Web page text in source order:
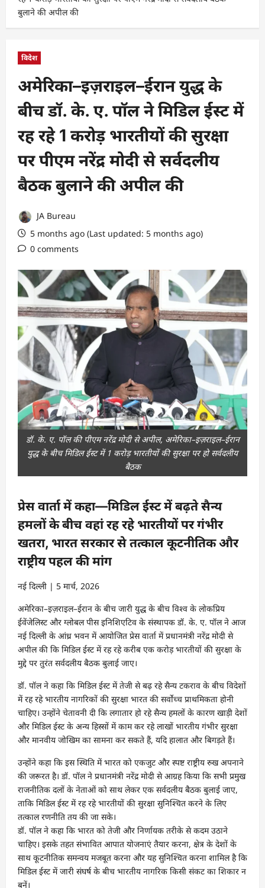
बुलाने की अपील की
विदेश
अमेरिका–इज़राइल–ईरान युद्ध के
बीच डॉ. के. ए. पॉल ने मिडिल ईस्ट में
रह रहे 1 करोड़ भारतीयों की सुरक्षा
पर पीएम नरेंद्र मोदी से सर्वदलीय
बैठक बुलाने की अपील की
JA Bureau
5 months ago (Last updated: 5 months ago)
0 comments
डॉ. के. ए. पॉल की पीएम नरेंद्र मोदी से अपील, अमेरिका–इज़राइल–ईरान
युद्ध के बीच मिडिल ईस्ट में 1 करोड़ भारतीयों की सुरक्षा पर हो सर्वदलीय
बैठक
प्रेस वार्ता में कहा—मिडिल ईस्ट में बढ़ते सैन्य
हमलों के बीच वहां रह रहे भारतीयों पर गंभीर
खतरा, भारत सरकार से तत्काल कूटनीतिक और
राष्ट्रीय पहल की मांग
नई दिल्ली | 5 मार्च, 2026
अमेरिका–इज़राइल–ईरान के बीच जारी युद्ध के बीच विश्व के लोकप्रिय
ईवेंजेलिस्ट और ग्लोबल पीस इनिशिएटिव के संस्थापक डॉ. के. ए. पॉल ने आज
नई दिल्ली के आंध्र भवन में आयोजित प्रेस वार्ता में प्रधानमंत्री नरेंद्र मोदी से
अपील की कि मिडिल ईस्ट में रह रहे करीब एक करोड़ भारतीयों की सुरक्षा के
मुद्दे पर तुरंत सर्वदलीय बैठक बुलाई जाए।
डॉ. पॉल ने कहा कि मिडिल ईस्ट में तेजी से बढ़ रहे सैन्य टकराव के बीच विदेशों
में रह रहे भारतीय नागरिकों की सुरक्षा भारत की सर्वोच्च प्राथमिकता होनी
चाहिए। उन्होंने चेतावनी दी कि लगातार हो रहे सैन्य हमलों के कारण खाड़ी देशों
और मिडिल ईस्ट के अन्य हिस्सों में काम कर रहे लाखों भारतीय गंभीर सुरक्षा
और मानवीय जोखिम का सामना कर सकते हैं, यदि हालात और बिगड़ते हैं।
उन्होंने कहा कि इस स्थिति में भारत को एकजुट और स्पष्ट राष्ट्रीय रुख अपनाने
की जरूरत है। डॉ. पॉल ने प्रधानमंत्री नरेंद्र मोदी से आग्रह किया कि सभी प्रमुख
राजनीतिक दलों के नेताओं को साथ लेकर एक सर्वदलीय बैठक बुलाई जाए,
ताकि मिडिल ईस्ट में रह रहे भारतीयों की सुरक्षा सुनिश्चित करने के लिए
तत्काल रणनीति तय की जा सके।
डॉ. पॉल ने कहा कि भारत को तेजी और निर्णायक तरीके से कदम उठाने
चाहिए। इसके तहत संभावित आपात योजनाएं तैयार करना, क्षेत्र के देशों के
साथ कूटनीतिक समन्वय मजबूत करना और यह सुनिश्चित करना शामिल है कि
मिडिल ईस्ट में जारी संघर्ष के बीच भारतीय नागरिक किसी संकट का शिकार न
बनें।